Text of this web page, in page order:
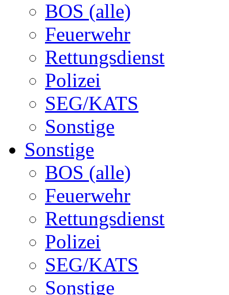
BOS (alle)
Feuerwehr
Rettungsdienst
Polizei
SEG/KATS
Sonstige
Sonstige
BOS (alle)
Feuerwehr
Rettungsdienst
Polizei
SEG/KATS
Sonstige